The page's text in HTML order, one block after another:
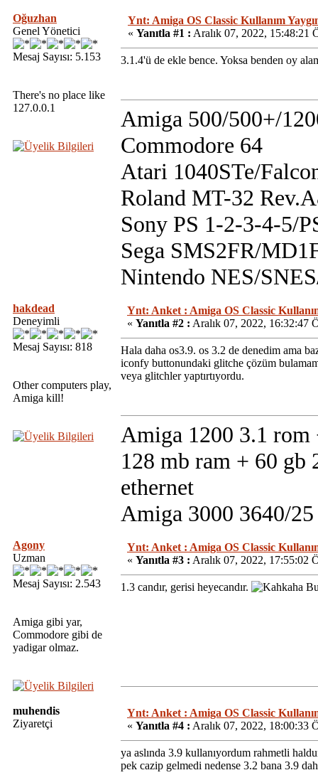
Oğuzhan
Genel Yönetici
Mesaj Sayısı: 5.153
There's no place like
127.0.0.1
Ynt: Amiga OS Classic Kullanım
« Yanıtla #1 : Aralık 07, 2022, 15:48:21
3.1.4'ü de ekle bence. Yoksa benden oy
Amiga 500/500+/
Commodore 64
Atari 1040STe/
Roland MT-32
Sony PS 1-2-3-4-5/
Sega SMS2FR/
Nintendo NES/
hakdead
Deneyimli
Mesaj Sayısı: 818
Other computers play,
Amiga kill!
Ynt: Anket : Amiga OS Classic Kullanım
« Yanıtla #2 : Aralık 07, 2022, 16:32:47
Hala daha os3.9. os 3.2 de denedim ama
iconfy buttonundaki glitche çözüm
veya glitchler yaptırtıyordu.
Amiga 1200 3.1
128 mb ram + 60 gb
ethernet
Amiga 3000 3640/
Agony
Uzman
Mesaj Sayısı: 2.543
Amiga gibi yar,
Commodore gibi de
yadigar olmaz.
Ynt: Anket : Amiga OS Classic Kullanım
« Yanıtla #3 : Aralık 07, 2022, 17:55:02
1.3 candır, gerisi heyecandır.
muhendis
Ziyaretçi
Ynt: Anket : Amiga OS Classic Kullanım
« Yanıtla #4 : Aralık 07, 2022, 18:00:33
ya aslında 3.9 kullanıyordum rahmetli
pek cazip gelmedi nedense 3.2 bana 3.9